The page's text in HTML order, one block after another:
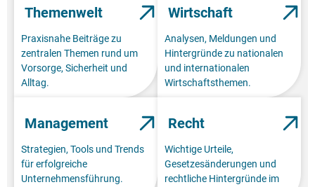
Themenwelt
Praxisnahe Beiträge zu
zentralen Themen rund um
Vorsorge, Sicherheit und
Alltag.
Wirtschaft
Analysen, Meldungen und
Hintergründe zu nationalen
und internationalen
Wirtschaftsthemen.
Management
Strategien, Tools und Trends
für erfolgreiche
Unternehmensführung.
Recht
Wichtige Urteile,
Gesetzesänderungen und
rechtliche Hintergründe im